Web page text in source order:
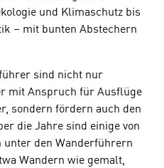
und Klimaschutz bis
– mit bunten Abstechern
sind nicht nur
mit Anspruch für Ausflüge
sondern fördern auch den
die Jahre sind einige von
unter den Wanderführern
Wandern wie gemalt,